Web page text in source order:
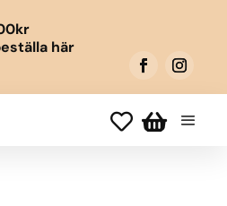
här
 